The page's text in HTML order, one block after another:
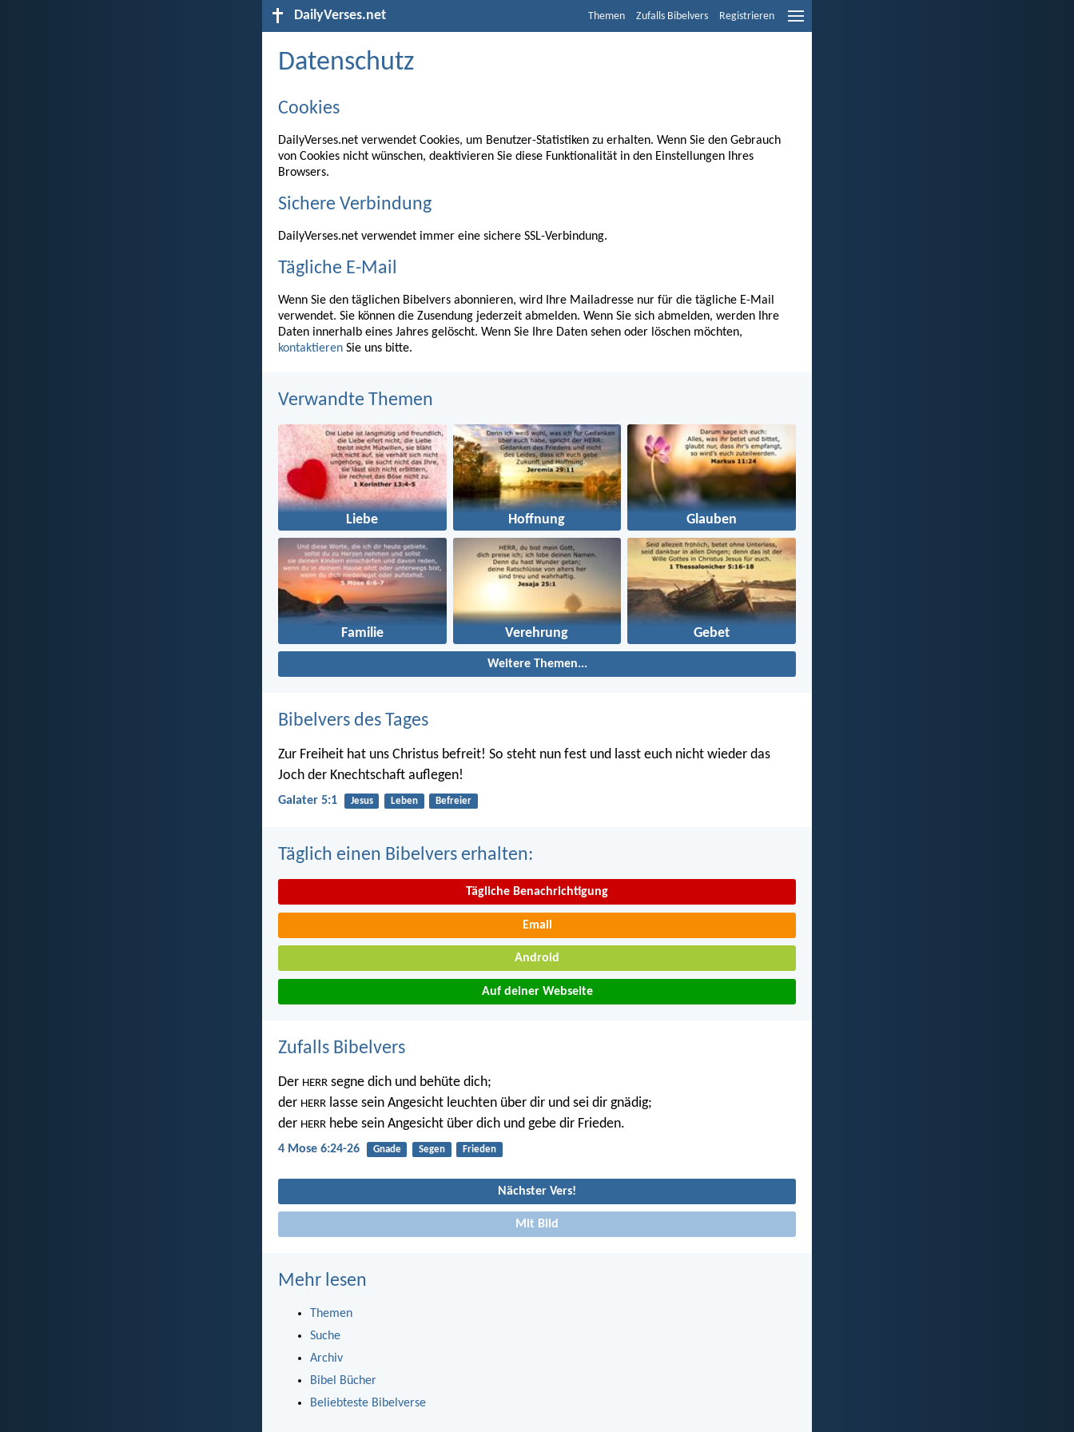
DailyVerses.net Themen Zufalls Bibelvers Registrieren
Datenschutz
Cookies
DailyVerses.net verwendet Cookies, um Benutzer-Statistiken zu erhalten. Wenn Sie den Gebrauch
von Cookies nicht wünschen, deaktivieren Sie diese Funktionalität in den Einstellungen Ihres
Browsers.
Sichere Verbindung
DailyVerses.net verwendet immer eine sichere SSL-Verbindung.
Tägliche E-Mail
Wenn Sie den täglichen Bibelvers abonnieren, wird Ihre Mailadresse nur für die tägliche E-Mail
verwendet. Sie können die Zusendung jederzeit abmelden. Wenn Sie sich abmelden, werden Ihre
Daten innerhalb eines Jahres gelöscht. Wenn Sie Ihre Daten sehen oder löschen möchten,
kontaktieren Sie uns bitte.
Verwandte Themen
Liebe Hoffnung Glauben
Familie Verehrung Gebet
Weitere Themen...
Bibelvers des Tages
Zur Freiheit hat uns Christus befreit! So steht nun fest und lasst euch nicht wieder das
Joch der Knechtschaft auflegen!
Galater 5:1 Jesus Leben Befreier
Täglich einen Bibelvers erhalten:
Tägliche Benachrichtigung
Email
Android
Auf deiner Webseite
Zufalls Bibelvers
Der HERR segne dich und behüte dich;
der HERR lasse sein Angesicht leuchten über dir und sei dir gnädig;
der HERR hebe sein Angesicht über dich und gebe dir Frieden.
4 Mose 6:24-26 Gnade Segen Frieden
Nächster Vers!
Mit Bild
Mehr lesen
Themen
Suche
Archiv
Bibel Bücher
Beliebteste Bibelverse